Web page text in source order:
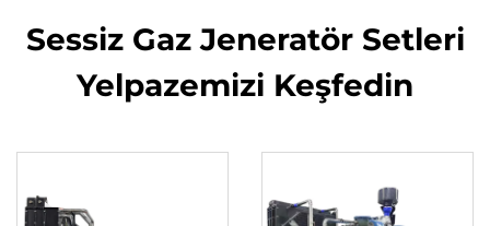
Sessiz Gaz Jeneratör Setleri
Yelpazemizi Keşfedin